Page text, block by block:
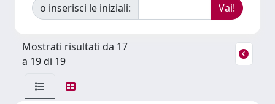
o inserisci le iniziali:
Mostrati risultati da 17
a 19 di 19